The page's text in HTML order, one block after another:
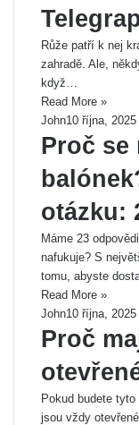
Růže patří k nej
zahradě. Ale,
když…
Read More »
John10 října, 2025
Proč se
otázku:
Máme 23
nafukuje? S
tomu, abyste
Read More »
John10 října, 2025
Proč
Pokud budete
jsou vždy